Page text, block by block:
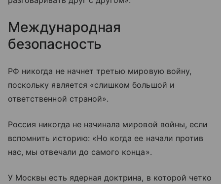
Международная
безопасность
РФ никогда не начнет третью мировую войну,
поскольку является «слишком большой и
ответственной страной».
Россия никогда не начинала мировой войны, если
вспомнить историю: «Но когда ее начали против
нас, мы отвечали до самого конца».
У Москвы есть ядерная доктрина, в которой четко